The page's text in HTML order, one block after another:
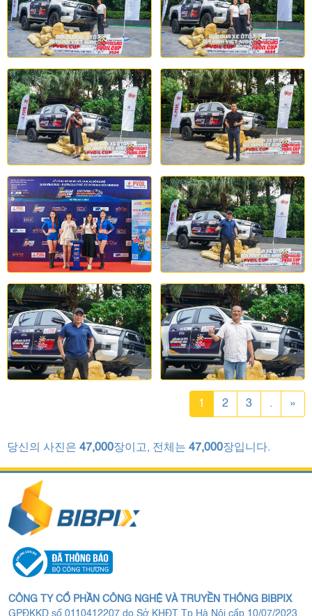
1 2 3 . »
당신의 사진은 47,000장이고, 전체는 47,000장입니다.
CÔNG TY CỔ PHẦN CÔNG NGHỆ VÀ TRUYỀN THÔNG BIBPIX